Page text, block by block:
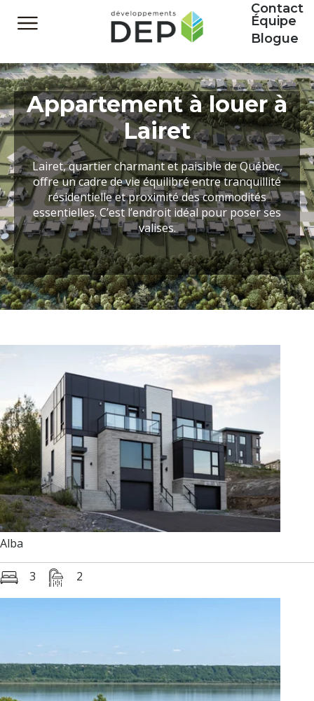
Blogue
Équipe
Contact
Appartement à louer à
Lairet
Lairet, quartier charmant et paisible de Québec,
offre un cadre de vie équilibré entre tranquillité
résidentielle et proximité des commodités
essentielles. C’est l’endroit idéal pour poser ses
valises.
Alba
3 2